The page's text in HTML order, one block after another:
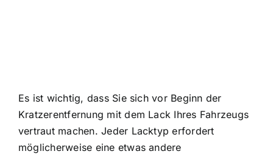
Es ist wichtig, dass Sie sich vor Beginn der
Kratzerentfernung mit dem Lack Ihres Fahrzeugs
vertraut machen. Jeder Lacktyp erfordert
möglicherweise eine etwas andere